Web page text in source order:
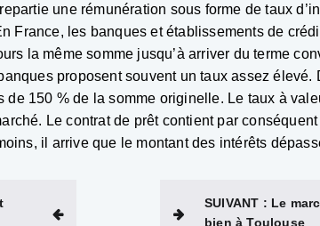
une rémunération sous forme de taux
France, les banques et établissements de
la même somme jusqu’à arriver du terme
proposent souvent un taux assez élevé.
150 % de la somme originelle. Le taux à
Le contrat de prêt contient par
il arrive que le montant des intérêts
SUIVANT : Le
bien à Toulouse